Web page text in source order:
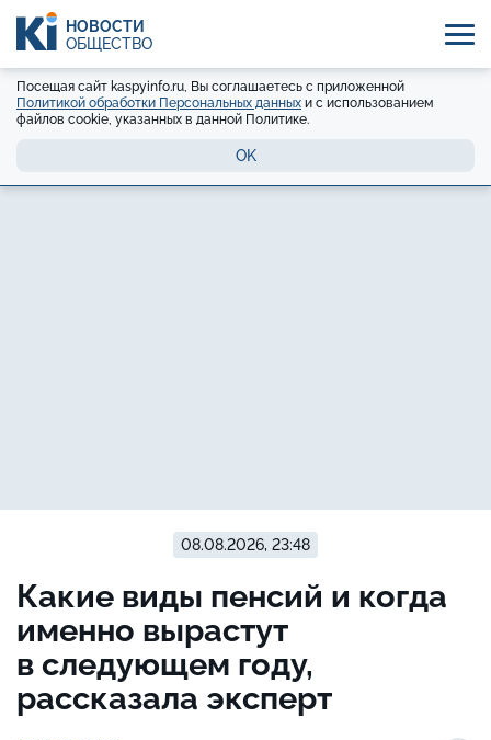
НОВОСТИ
ОБЩЕСТВО
Посещая сайт kaspyinfo.ru, Вы соглашаетесь с приложенной
Политикой обработки Персональных данных и с использованием
файлов cookie, указанных в данной Политике.
OK
08.08.2026, 23:48
Какие виды пенсий и когда
именно вырастут
в следующем году,
рассказала эксперт